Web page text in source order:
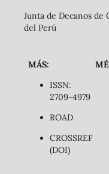
Junta de Decanos de
del Perú
MÁS:
ISSN:
2709-4979
ROAD
CROSSREF
(DOI)